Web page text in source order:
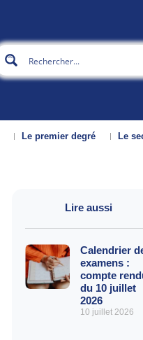
Le premier degré Le
Lire aussi
Calendrier
examens :
compte
du 10 juillet
2026
10 juillet 2026